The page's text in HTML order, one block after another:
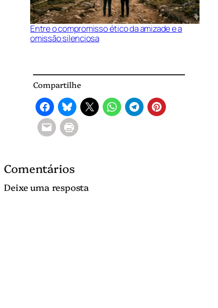
Entre o compromisso ético da amizade e a
omissão silenciosa
Compartilhe
Comentários
Deixe uma resposta